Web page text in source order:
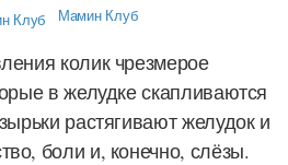
Мамин Клуб
колик чрезмерое
в желудке скапливаются
растягивают желудок и
боли и, конечно, слёзы.